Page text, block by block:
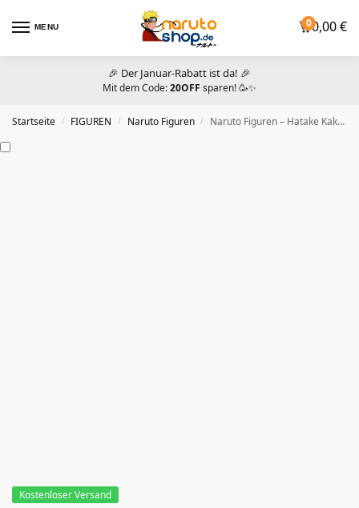
MENU 00,00€
🎉 Der Januar-Rabatt ist da! 🎉
Mit dem Code:20OFF sparen! 🥳✨
Startseite / FIGUREN / Naruto Figuren / Naruto Figuren – Hatake Kakashi Figur
Kostenloser Versand